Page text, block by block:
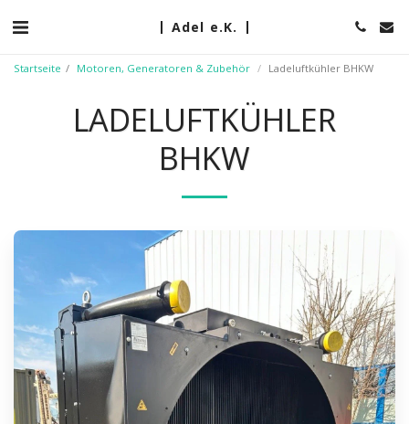
Adel e.K.
Startseite Motoren, Generatoren & Zubehör Ladeluftkühler BHKW
LADELUFTKÜHLER
BHKW